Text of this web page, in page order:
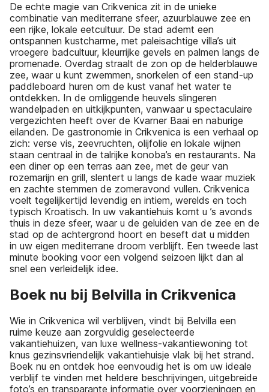
De echte magie van Crikvenica zit in de unieke
combinatie van mediterrane sfeer, azuurblauwe zee en
een rijke, lokale eetcultuur. De stad ademt een
ontspannen kustcharme, met paleisachtige villa’s uit
vroegere badcultuur, kleurrijke gevels en palmen langs de
promenade. Overdag straalt de zon op de helderblauwe
zee, waar u kunt zwemmen, snorkelen of een stand-up
paddleboard huren om de kust vanaf het water te
ontdekken. In de omliggende heuvels slingeren
wandelpaden en uitkijkpunten, vanwaar u spectaculaire
vergezichten heeft over de Kvarner Baai en naburige
eilanden. De gastronomie in Crikvenica is een verhaal op
zich: verse vis, zeevruchten, olijfolie en lokale wijnen
staan centraal in de talrijke konoba’s en restaurants. Na
een diner op een terras aan zee, met de geur van
rozemarijn en grill, slentert u langs de kade waar muziek
en zachte stemmen de zomeravond vullen. Crikvenica
voelt tegelijkertijd levendig en intiem, werelds en toch
typisch Kroatisch. In uw vakantiehuis komt u ’s avonds
thuis in deze sfeer, waar u de geluiden van de zee en de
stad op de achtergrond hoort en beseft dat u midden
in uw eigen mediterrane droom verblijft. Een tweede last
minute booking voor een volgend seizoen lijkt dan al
snel een verleidelijk idee.
Boek nu bij Belvilla in Crikvenica
Wie in Crikvenica wil verblijven, vindt bij Belvilla een
ruime keuze aan zorgvuldig geselecteerde
vakantiehuizen, van luxe wellness-vakantiewoning tot
knus gezinsvriendelijk vakantiehuisje vlak bij het strand.
Boek nu en ontdek hoe eenvoudig het is om uw ideale
verblijf te vinden met heldere beschrijvingen, uitgebreide
foto’s en transparante informatie over voorzieningen en